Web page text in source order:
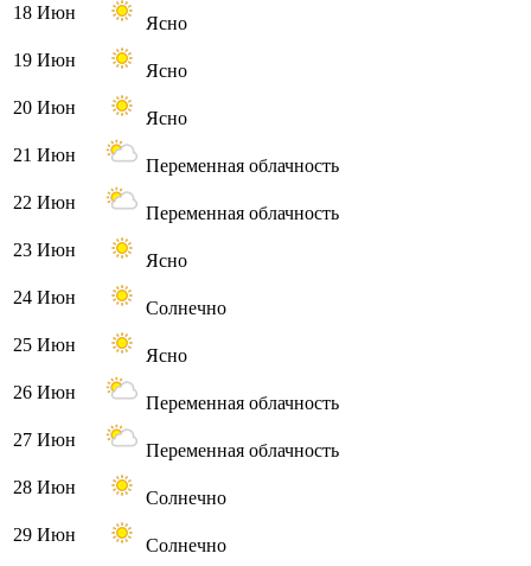
18 Июн
Ясно
19 Июн
Ясно
20 Июн
Ясно
21 Июн
Переменная облачность
22 Июн
Переменная облачность
23 Июн
Ясно
24 Июн
Солнечно
25 Июн
Ясно
26 Июн
Переменная облачность
27 Июн
Переменная облачность
28 Июн
Солнечно
29 Июн
Солнечно